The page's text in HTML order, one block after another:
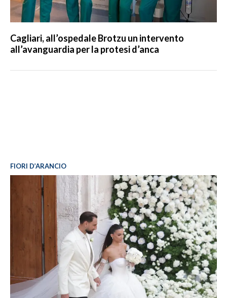
Cagliari, all’ospedale Brotzu un intervento
all’avanguardia per la protesi d’anca
FIORI D’ARANCIO